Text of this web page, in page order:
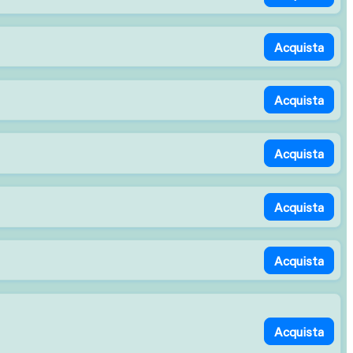
Acquista
Acquista
Acquista
Acquista
Acquista
Acquista